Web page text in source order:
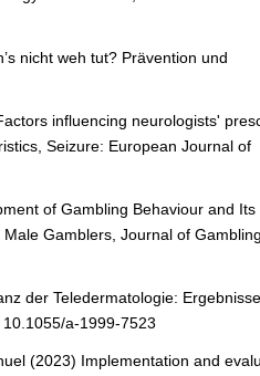
nicht weh tut? Prävention und
influencing neurologists'
Seizure: European Journal of
of Gambling Behaviour and Its
Gamblers, Journal of Gambling
der Teledermatologie:
a-1999-7523
(2023) Implementation and